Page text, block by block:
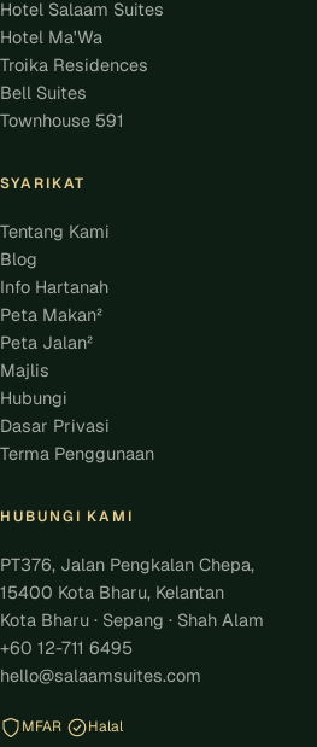
Hotel Salaam Suites
Hotel Ma'Wa
Troika Residences
Bell Suites
Townhouse 591
SYARIKAT
Tentang Kami
Blog
Info Hartanah
Peta Makan²
Peta Jalan²
Majlis
Hubungi
Dasar Privasi
Terma Penggunaan
HUBUNGI KAMI
PT376, Jalan Pengkalan Chepa,
15400 Kota Bharu, Kelantan
Kota Bharu · Sepang · Shah Alam
+60 12-711 6495
hello@salaamsuites.com
MFAR Halal